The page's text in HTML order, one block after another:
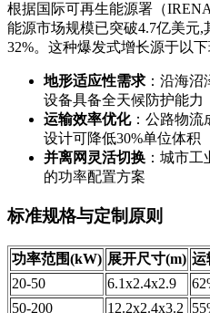
根据国际可再生能源署（
能源市场规模已突破4.7亿美元
32%。这种爆发式增长源于以下
地形适应性需求：沿海沼
设备具备全天候防护能力
运输效率优化：公路物流
设计可降低30%单位体积
并离网灵活切换 ：城市
的功率配置方案
标准规格与定制原则
功率范围(kW) 展开尺寸(m) 运
20-50
6.1x2.4x2.9
50-200
12.2x2.4x3.2